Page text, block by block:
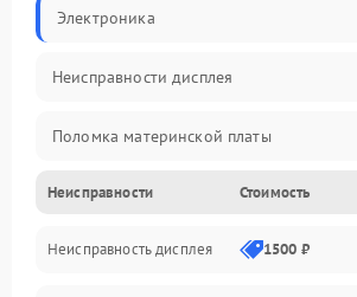
Электроника
Неисправности дисплея
Поломка материнской платы
Неисправность системы охлаждения
Неисправность BIOS
Неисправности Стоимость
Неисправность дисплея 1500 ₽